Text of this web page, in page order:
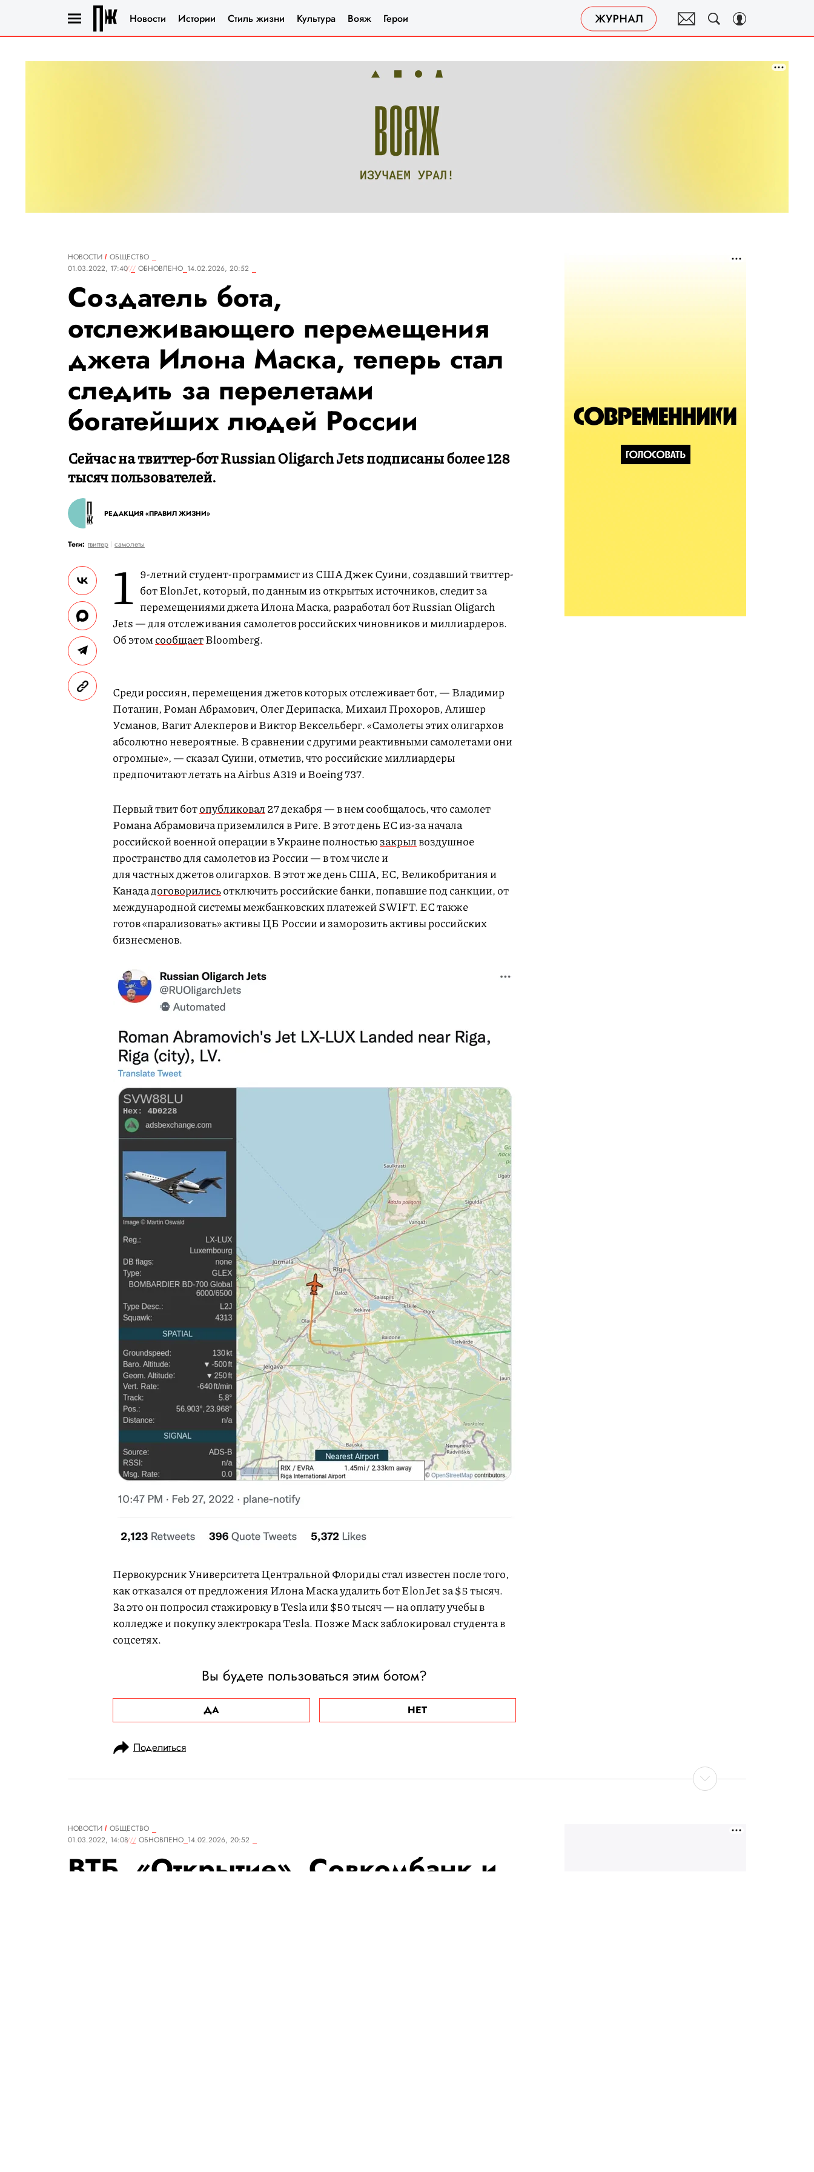
Новости Истории Стиль жизни Культура Вояж Герои
НОВОСТИ
ОБЩЕСТВО
01.03.2022, 17:40
ОБНОВЛЕНО 14.02.2026, 20:52
Создатель бота,
отслеживающего перемещения
джета Илона Маска, теперь стал
следить за перелетами
богатейших людей России
Сейчас на твиттер-бот Russian Oligarch Jets подписаны более 128
тысяч пользователей.
РЕДАКЦИЯ «ПРАВИЛ ЖИЗНИ»
Теги: твиттер самолеты
1 9-летний студент-программист из США Джек Суини, создавший твиттер-
бот ElonJet, который, по данным из открытых источников, следит за
перемещениями джета Илона Маска, разработал бот Russian Oligarch
Jets — для отслеживания самолетов российских чиновников и миллиардеров.
Об этомсообщаетBloomberg.
Среди россиян, перемещения джетов которых отслеживает бот, — Владимир
Потанин, Роман Абрамович, Олег Дерипаска, Михаил Прохоров, Алишер
Усманов, Вагит Алекперов и Виктор Вексельберг. «Самолеты этих олигархов
абсолютно невероятные. В сравнении с другими реактивными самолетами они
огромные», — сказал Суини, отметив, что российские миллиардеры
предпочитают летать на Airbus A319 и Boeing 737.
Первый твит ботопубликовал27 декабря — в нем сообщалось, что самолет
Романа Абрамовича приземлился в Риге. В этот день ЕС из-за начала
российской военной операции в Украине полностьюзакрылвоздушное
пространство для самолетов из России — в том числе и
для частных джетов олигархов. В этот же день США, ЕС, Великобритания и
Канададоговорилисьотключить российские банки, попавшие под санкции, от
международной системы межбанковских платежей SWIFT. ЕС также
готов «парализовать» активы ЦБ России и заморозить активы российских
бизнесменов.
Первокурсник Университета Центральной Флориды стал известен после того,
как отказался от предложения Илона Маска удалить бот ElonJet за $5 тысяч.
За это он попросил стажировку в Tesla или $50 тысяч — на оплату учебы в
колледже и покупку электрокара Tesla. Позже Маск заблокировал студента в
соцсетях.
Вы будете пользоваться этим ботом?
ДА НЕТ
Поделиться
НОВОСТИ
ОБЩЕСТВО
01.03.2022, 14:08
ОБНОВЛЕНО 14.02.2026, 20:52
ВТБ, «Открытие», Совкомбанк и